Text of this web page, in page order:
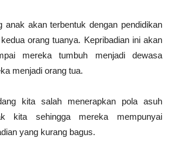
anak akan terbentuk dengan pendidikan
orang tuanya. Kepribadian ini akan
mereka tumbuh menjadi dewasa
menjadi orang tua.
kita salah menerapkan pola asuh
kita sehingga mereka mempunyai
yang kurang bagus.